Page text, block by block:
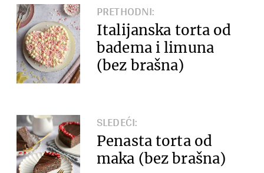
PRETHODNI:
Italijanska torta od
badema i limuna
(bez brašna)
SLEDEĆI:
Penasta torta od
maka (bez brašna)